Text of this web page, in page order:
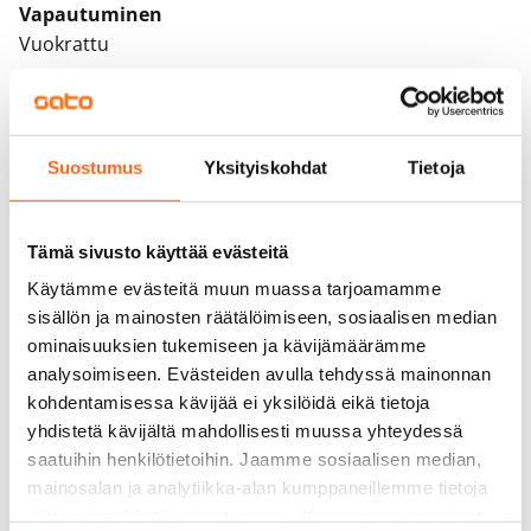
Suostumus Yksityiskohdat Tietoja
Tämä sivusto käyttää evästeitä
Käytämme evästeitä muun muassa tarjoamamme
sisällön ja mainosten räätälöimiseen, sosiaalisen median
ominaisuuksien tukemiseen ja kävijämäärämme
analysoimiseen. Evästeiden avulla tehdyssä mainonnan
kohdentamisessa kävijää ei yksilöidä eikä tietoja
yhdistetä kävijältä mahdollisesti muussa yhteydessä
saatuihin henkilötietoihin. Jaamme sosiaalisen median,
mainosalan ja analytiikka-alan kumppaneillemme tietoja
Vapautuminen
Vuokrattu
Varallisuusrajat
Vuokra
0 €, (yrityksille min. 1 kk vuokra)
Kotivakuutus
Pakollinen, ei sisälly vuokraan
Vesimaksu
Kulutuksen mukaan
Sähkömaksu
Vuokralainen solmii itse sähkösopimuksen.